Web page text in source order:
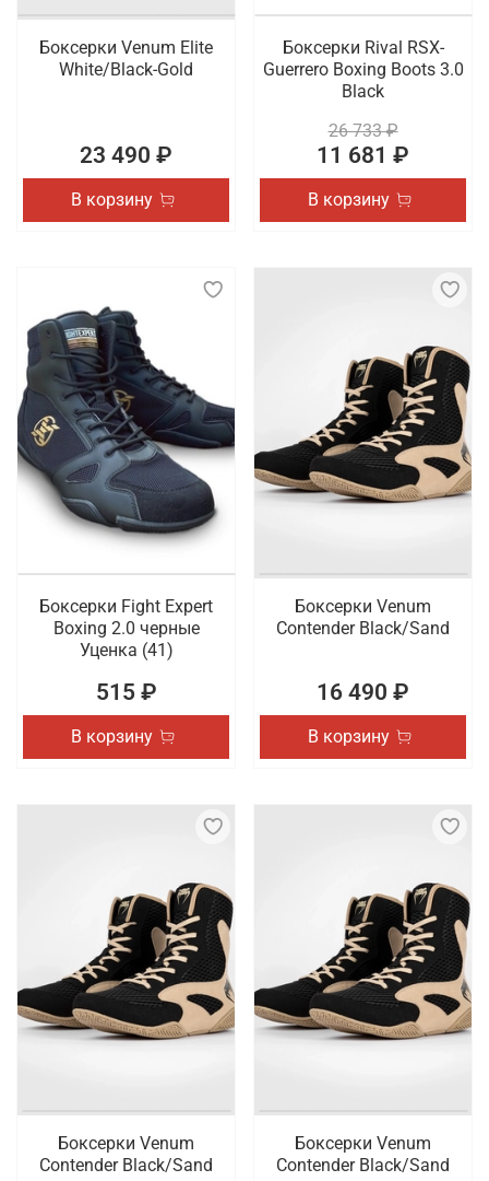
Боксерки Venum Elite
White/Black-Gold
23 490 ₽
В корзину
Боксерки Rival RSX-
Guerrero Boxing Boots 3.0
Black
26 733 ₽
11 681 ₽
В корзину
Боксерки Fight Expert
Boxing 2.0 черные
Уценка (41)
515 ₽
В корзину
Боксерки Venum
Contender Black/Sand
16 490 ₽
В корзину
Боксерки Venum
Contender Black/Sand
Боксерки Venum
Contender Black/Sand